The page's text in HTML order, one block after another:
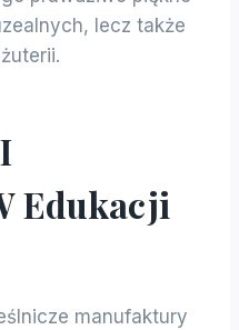
lecz także
Edukacji
manufaktury